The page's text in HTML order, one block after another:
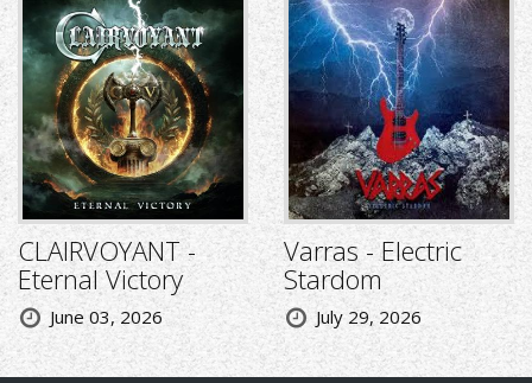
CLAIRVOYANT -
Eternal Victory
June 03, 2026
Varras - Electric
Stardom
July 29, 2026